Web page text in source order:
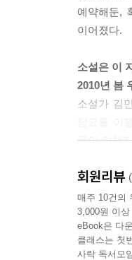
공항이란
로 하루하
단출한 배
이름으로
이 되려 하
예약해둔,
이어졌다.
소설은 이
2010년 봄
소설가 김
묶인 여행
이야기가
만약 당신
저마다 자
아이슬란
회원리뷰
매주 10건의
3,000원 이
eBook은 다
클래스는 첫
사락 독서모